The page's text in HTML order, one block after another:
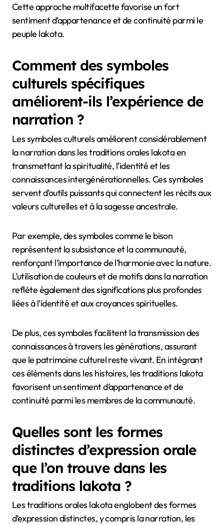
Cette approche multifacette favorise un fort
sentiment d’appartenance et de continuité parmi le
peuple lakota.
Comment des symboles
culturels spécifiques
améliorent-ils l’expérience de
narration ?
Les symboles culturels améliorent considérablement
la narration dans les traditions orales lakota en
transmettant la spiritualité, l’identité et les
connaissances intergénérationnelles. Ces symboles
servent d’outils puissants qui connectent les récits aux
valeurs culturelles et à la sagesse ancestrale.
Par exemple, des symboles comme le bison
représentent la subsistance et la communauté,
renforçant l’importance de l’harmonie avec la nature.
L’utilisation de couleurs et de motifs dans la narration
reflète également des significations plus profondes
liées à l’identité et aux croyances spirituelles.
De plus, ces symboles facilitent la transmission des
connaissances à travers les générations, assurant
que le patrimoine culturel reste vivant. En intégrant
ces éléments dans les histoires, les traditions lakota
favorisent un sentiment d’appartenance et de
continuité parmi les membres de la communauté.
Quelles sont les formes
distinctes d’expression orale
que l’on trouve dans les
traditions lakota ?
Les traditions orales lakota englobent des formes
d’expression distinctes, y compris la narration, les